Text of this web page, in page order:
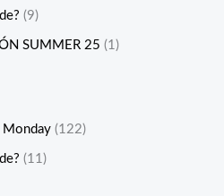
(9)
SUMMER 25 (1)
Monday (122)
(11)